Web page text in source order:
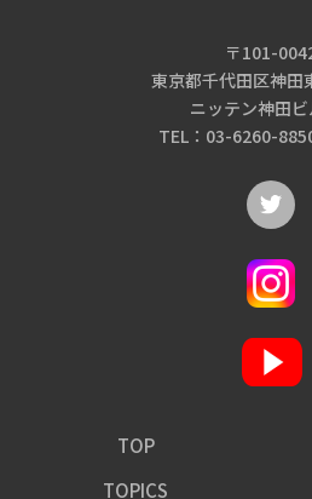
〒101-
東京都千代田区神田
ニッテン神田
TEL：03-6260-
TOP
TOPICS